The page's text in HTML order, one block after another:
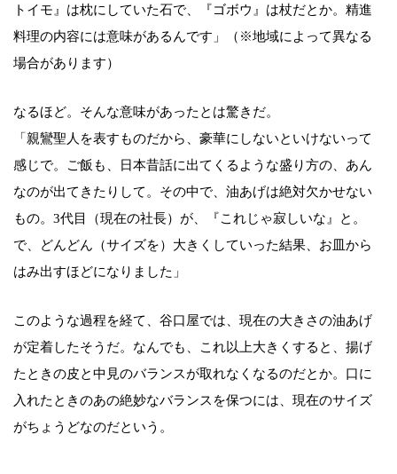
トイモ』は枕にしていた石で、『ゴボウ』は杖だとか。精進
料理の内容には意味があるんです」（※地域によって異なる
場合があります）
なるほど。そんな意味があったとは驚きだ。
「親鸞聖人を表すものだから、豪華にしないといけないって
感じで。ご飯も、日本昔話に出てくるような盛り方の、あん
なのが出てきたりして。その中で、油あげは絶対欠かせない
もの。3代目（現在の社長）が、『これじゃ寂しいな』と。
で、どんどん（サイズを）大きくしていった結果、お皿から
はみ出すほどになりました」
このような過程を経て、谷口屋では、現在の大きさの油あげ
が定着したそうだ。なんでも、これ以上大きくすると、揚げ
たときの皮と中見のバランスが取れなくなるのだとか。口に
入れたときのあの絶妙なバランスを保つには、現在のサイズ
がちょうどなのだという。